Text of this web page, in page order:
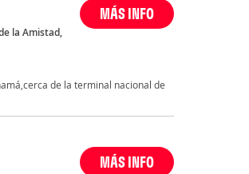
la Amistad,
MÁS INFO
de la terminal nacional de
MÁS INFO